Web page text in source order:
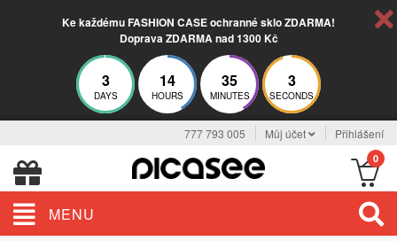
Ke každému FASHION CASE ochranné sklo ZDARMA!
Doprava ZDARMA nad 1300 Kč
3
DAYS
14
HOURS
35
MINUTES
3
SECONDS
777 793 005 Můj účet Přihlášení
0
MENU